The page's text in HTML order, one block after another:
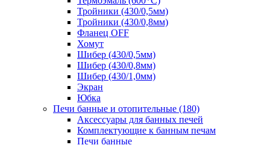
Тройники (430/0,5мм)
Тройники (430/0,8мм)
Фланец OFF
Хомут
Шибер (430/0,5мм)
Шибер (430/0,8мм)
Шибер (430/1,0мм)
Экран
Юбка
Печи банные и отопительные (180)
Аксессуары для банных печей
Комплектующие к банным печам
Печи банные